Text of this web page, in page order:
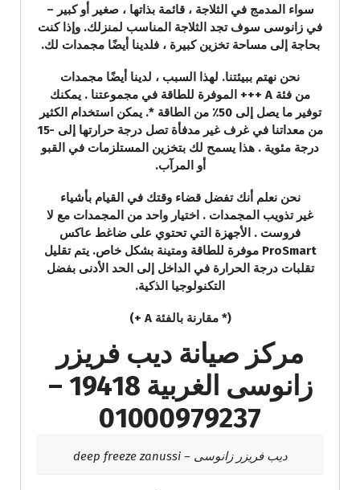
سواء المدمج في الثلاجة ، قائمة بذاتها ، صغير أو كبير –
في زانوسى سوف تجد الثلاجة المناسب لمنزلك. وإذا كنت
بحاجة إلى مساحة تخزين كبيرة ، فلدينا أيضًا مجمدات لك.
نحن نهتم ببيئتنا. لهذا السبب ، لدينا أيضًا مجمدات
من فئة A +++ الموفرة للطاقة في مجموعتنا . يمكنك
توفير ما يصل إلى 50٪ من الطاقة *. يمكن استخدام الكثير
من معداتنا في غرف غير مدفأة تصل درجة حرارتها إلى -15
درجة مئوية . هذا يسمح لك بتخزين المستلزمات في القبو
أو المرآب.
نحن نعلم أنك تفضل قضاء وقتك في القيام بأشياء
غير تذويب المجمدات . اختيار واحد من المجمدات مع لا
فروست . الأجهزة التي تحتوي على ضاغط عاكس
ProSmart موفرة للطاقة ومتينة بشكل خاص. يتم تقليل
تقلبات درجة الحرارة في الداخل إلى الحد الأدنى بفضل
التكنولوجيا الذكية.
(* مقارنة بالفئة A +)
مركز صيانة ديب فريزر
زانوسى الغربية 19418 –
01000979237
ديب فريزر زانوسى – deep freeze zanussi